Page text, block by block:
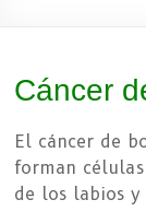
Cáncer
El cáncer de
forman
de los labios